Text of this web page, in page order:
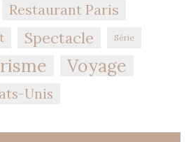
Restaurant Paris
Spectacle Série
Voyage
Unis